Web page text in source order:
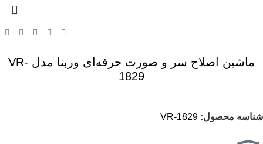
ماشین اصلاح سر و صورت حرفه‌ای وربنا مدل VR-
1829
شناسه محصول: VR-1829